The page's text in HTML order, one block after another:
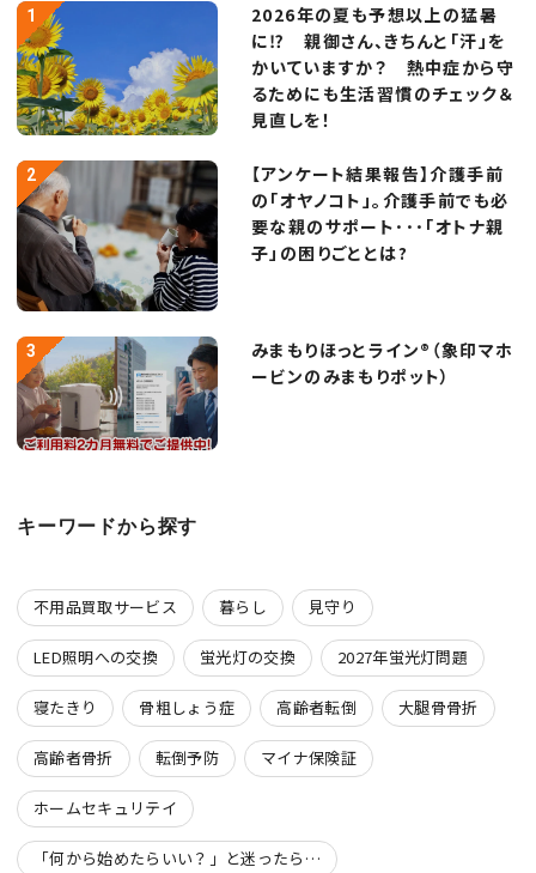
2026年の夏も予想以上の猛暑
に⁉ 親御さん、きちんと「汗」を
かいていますか？ 熱中症から守
るためにも生活習慣のチェック＆
見直しを！
【アンケート結果報告】介護手前
の「オヤノコト」。介護手前でも必
要な親のサポート･･･「オトナ親
子」の困りごととは?
みまもりほっとライン®（象印マホ
ービンのみまもりポット）
キーワードから探す
不用品買取サービス 暮らし 見守り
LED照明への交換 蛍光灯の交換 2027年蛍光灯問題
寝たきり 骨粗しょう症 高齢者転倒 大腿骨骨折
高齢者骨折 転倒予防 マイナ保険証
ホームセキュリテイ
「何から始めたらいい？」と迷ったら…